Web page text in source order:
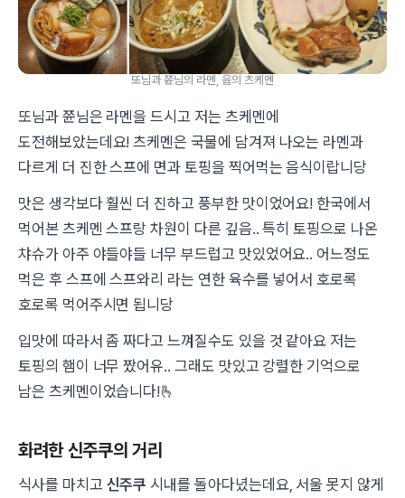
또님과 쮼님의 라멘, 윱의 츠케멘
또님과 쮼님은 라멘을 드시고 저는 츠케멘에
도전해보았는데요! 츠케멘은 국물에 담겨져 나오는 라멘과
다르게 더 진한 스프에 면과 토핑을 찍어먹는 음식이랍니당
맛은 생각보다 훨씬 더 진하고 풍부한 맛이었어요! 한국에서
먹어본 츠케멘 스프랑 차원이 다른 깊음.. 특히 토핑으로 나온
챠슈가 아주 야들야들 너무 부드럽고 맛있었어요.. 어느정도
먹은 후 스프에 스프와리 라는 연한 육수를 넣어서 호로록
호로록 먹어주시면 됩니당
입맛에 따라서 좀 짜다고 느껴질수도 있을 것 같아요 저는
토핑의 햄이 너무 짰어유.. 그래도 맛있고 강렬한 기억으로
남은 츠케멘이었습니다!🫰
화려한 신주쿠의 거리
식사를 마치고 신주쿠 시내를 돌아다녔는데요, 서울 못지 않게